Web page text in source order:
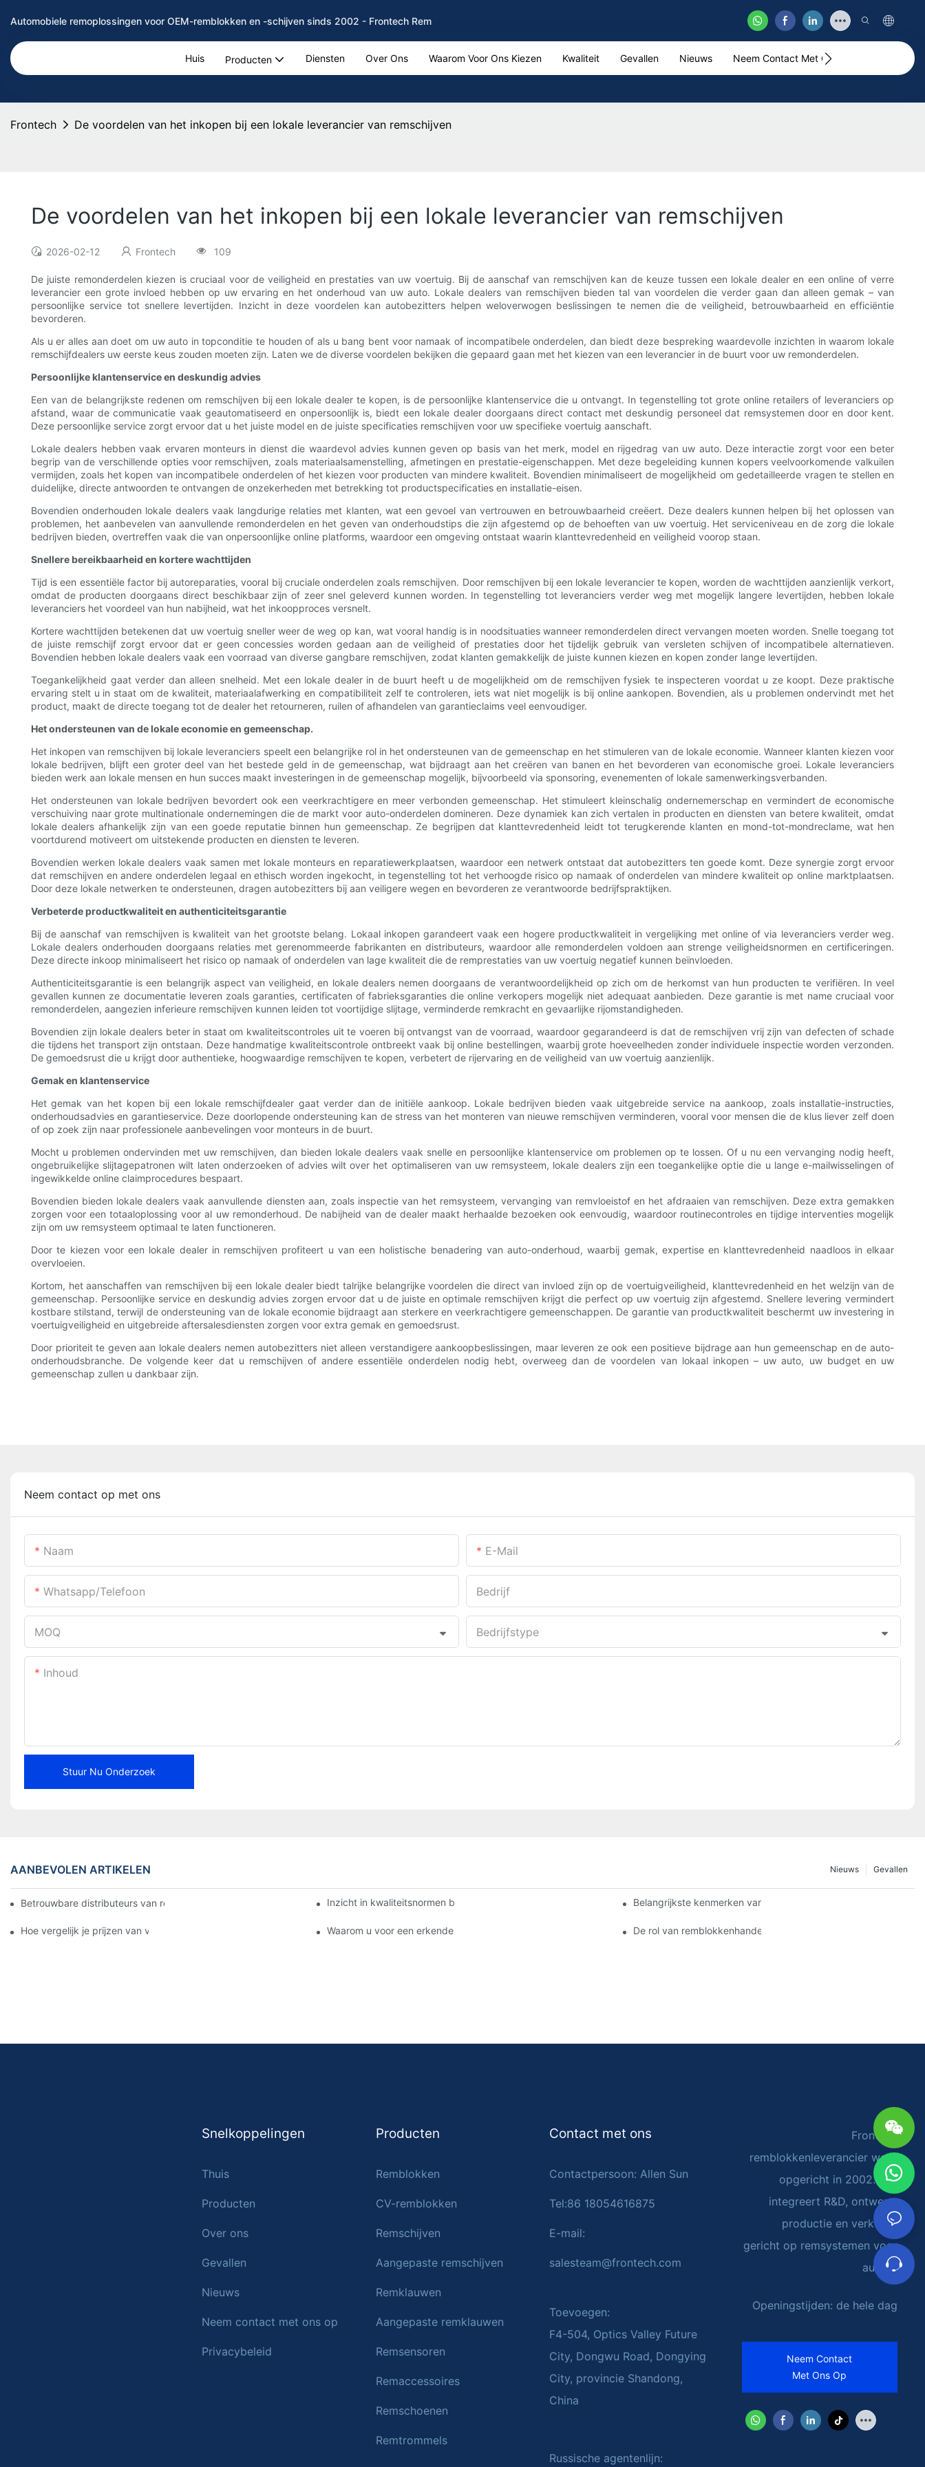
Automobiele remoplossingen voor OEM-remblokken en -schijven sinds 2002 - Frontech Rem
Huis Producten Diensten Over Ons Waarom Voor Ons Kiezen Kwaliteit Gevallen Nieuws Neem Contact Met Ons Op
Frontech De voordelen van het inkopen bij een lokale leverancier van remschijven
De voordelen van het inkopen bij een lokale leverancier van remschijven
2026-02-12 Frontech 109
De juiste remonderdelen kiezen is cruciaal voor de veiligheid en prestaties van uw voertuig. Bij de aanschaf van remschijven kan de keuze tussen een lokale dealer en een online of verre
leverancier een grote invloed hebben op uw ervaring en het onderhoud van uw auto. Lokale dealers van remschijven bieden tal van voordelen die verder gaan dan alleen gemak – van
persoonlijke service tot snellere levertijden. Inzicht in deze voordelen kan autobezitters helpen weloverwogen beslissingen te nemen die de veiligheid, betrouwbaarheid en efficiëntie
bevorderen.
Als u er alles aan doet om uw auto in topconditie te houden of als u bang bent voor namaak of incompatibele onderdelen, dan biedt deze bespreking waardevolle inzichten in waarom lokale
remschijfdealers uw eerste keus zouden moeten zijn. Laten we de diverse voordelen bekijken die gepaard gaan met het kiezen van een leverancier in de buurt voor uw remonderdelen.
Persoonlijke klantenservice en deskundig advies
Een van de belangrijkste redenen om remschijven bij een lokale dealer te kopen, is de persoonlijke klantenservice die u ontvangt. In tegenstelling tot grote online retailers of leveranciers op
afstand, waar de communicatie vaak geautomatiseerd en onpersoonlijk is, biedt een lokale dealer doorgaans direct contact met deskundig personeel dat remsystemen door en door kent.
Deze persoonlijke service zorgt ervoor dat u het juiste model en de juiste specificaties remschijven voor uw specifieke voertuig aanschaft.
Lokale dealers hebben vaak ervaren monteurs in dienst die waardevol advies kunnen geven op basis van het merk, model en rijgedrag van uw auto. Deze interactie zorgt voor een beter
begrip van de verschillende opties voor remschijven, zoals materiaalsamenstelling, afmetingen en prestatie-eigenschappen. Met deze begeleiding kunnen kopers veelvoorkomende valkuilen
vermijden, zoals het kopen van incompatibele onderdelen of het kiezen voor producten van mindere kwaliteit. Bovendien minimaliseert de mogelijkheid om gedetailleerde vragen te stellen en
duidelijke, directe antwoorden te ontvangen de onzekerheden met betrekking tot productspecificaties en installatie-eisen.
Bovendien onderhouden lokale dealers vaak langdurige relaties met klanten, wat een gevoel van vertrouwen en betrouwbaarheid creëert. Deze dealers kunnen helpen bij het oplossen van
problemen, het aanbevelen van aanvullende remonderdelen en het geven van onderhoudstips die zijn afgestemd op de behoeften van uw voertuig. Het serviceniveau en de zorg die lokale
bedrijven bieden, overtreffen vaak die van onpersoonlijke online platforms, waardoor een omgeving ontstaat waarin klanttevredenheid en veiligheid voorop staan.
Snellere bereikbaarheid en kortere wachttijden
Tijd is een essentiële factor bij autoreparaties, vooral bij cruciale onderdelen zoals remschijven. Door remschijven bij een lokale leverancier te kopen, worden de wachttijden aanzienlijk verkort,
omdat de producten doorgaans direct beschikbaar zijn of zeer snel geleverd kunnen worden. In tegenstelling tot leveranciers verder weg met mogelijk langere levertijden, hebben lokale
leveranciers het voordeel van hun nabijheid, wat het inkoopproces versnelt.
Kortere wachttijden betekenen dat uw voertuig sneller weer de weg op kan, wat vooral handig is in noodsituaties wanneer remonderdelen direct vervangen moeten worden. Snelle toegang tot
de juiste remschijf zorgt ervoor dat er geen concessies worden gedaan aan de veiligheid of prestaties door het tijdelijk gebruik van versleten schijven of incompatibele alternatieven.
Bovendien hebben lokale dealers vaak een voorraad van diverse gangbare remschijven, zodat klanten gemakkelijk de juiste kunnen kiezen en kopen zonder lange levertijden.
Toegankelijkheid gaat verder dan alleen snelheid. Met een lokale dealer in de buurt heeft u de mogelijkheid om de remschijven fysiek te inspecteren voordat u ze koopt. Deze praktische
ervaring stelt u in staat om de kwaliteit, materiaalafwerking en compatibiliteit zelf te controleren, iets wat niet mogelijk is bij online aankopen. Bovendien, als u problemen ondervindt met het
product, maakt de directe toegang tot de dealer het retourneren, ruilen of afhandelen van garantieclaims veel eenvoudiger.
Het ondersteunen van de lokale economie en gemeenschap.
Het inkopen van remschijven bij lokale leveranciers speelt een belangrijke rol in het ondersteunen van de gemeenschap en het stimuleren van de lokale economie. Wanneer klanten kiezen voor
lokale bedrijven, blijft een groter deel van het bestede geld in de gemeenschap, wat bijdraagt ​​aan het creëren van banen en het bevorderen van economische groei. Lokale leveranciers
bieden werk aan lokale mensen en hun succes maakt investeringen in de gemeenschap mogelijk, bijvoorbeeld via sponsoring, evenementen of lokale samenwerkingsverbanden.
Het ondersteunen van lokale bedrijven bevordert ook een veerkrachtigere en meer verbonden gemeenschap. Het stimuleert kleinschalig ondernemerschap en vermindert de economische
verschuiving naar grote multinationale ondernemingen die de markt voor auto-onderdelen domineren. Deze dynamiek kan zich vertalen in producten en diensten van betere kwaliteit, omdat
lokale dealers afhankelijk zijn van een goede reputatie binnen hun gemeenschap. Ze begrijpen dat klanttevredenheid leidt tot terugkerende klanten en mond-tot-mondreclame, wat hen
voortdurend motiveert om uitstekende producten en diensten te leveren.
Bovendien werken lokale dealers vaak samen met lokale monteurs en reparatiewerkplaatsen, waardoor een netwerk ontstaat dat autobezitters ten goede komt. Deze synergie zorgt ervoor
dat remschijven en andere onderdelen legaal en ethisch worden ingekocht, in tegenstelling tot het verhoogde risico op namaak of onderdelen van mindere kwaliteit op online marktplaatsen.
Door deze lokale netwerken te ondersteunen, dragen autobezitters bij aan veiligere wegen en bevorderen ze verantwoorde bedrijfspraktijken.
Verbeterde productkwaliteit en authenticiteitsgarantie
Bij de aanschaf van remschijven is kwaliteit van het grootste belang. Lokaal inkopen garandeert vaak een hogere productkwaliteit in vergelijking met online of via leveranciers verder weg.
Lokale dealers onderhouden doorgaans relaties met gerenommeerde fabrikanten en distributeurs, waardoor alle remonderdelen voldoen aan strenge veiligheidsnormen en certificeringen.
Deze directe inkoop minimaliseert het risico op namaak of onderdelen van lage kwaliteit die de remprestaties van uw voertuig negatief kunnen beïnvloeden.
Authenticiteitsgarantie is een belangrijk aspect van veiligheid, en lokale dealers nemen doorgaans de verantwoordelijkheid op zich om de herkomst van hun producten te verifiëren. In veel
gevallen kunnen ze documentatie leveren zoals garanties, certificaten of fabrieksgaranties die online verkopers mogelijk niet adequaat aanbieden. Deze garantie is met name cruciaal voor
remonderdelen, aangezien inferieure remschijven kunnen leiden tot voortijdige slijtage, verminderde remkracht en gevaarlijke rijomstandigheden.
Bovendien zijn lokale dealers beter in staat om kwaliteitscontroles uit te voeren bij ontvangst van de voorraad, waardoor gegarandeerd is dat de remschijven vrij zijn van defecten of schade
die tijdens het transport zijn ontstaan. Deze handmatige kwaliteitscontrole ontbreekt vaak bij online bestellingen, waarbij grote hoeveelheden zonder individuele inspectie worden verzonden.
De gemoedsrust die u krijgt door authentieke, hoogwaardige remschijven te kopen, verbetert de rijervaring en de veiligheid van uw voertuig aanzienlijk.
Gemak en klantenservice
Het gemak van het kopen bij een lokale remschijfdealer gaat verder dan de initiële aankoop. Lokale bedrijven bieden vaak uitgebreide service na aankoop, zoals installatie-instructies,
onderhoudsadvies en garantieservice. Deze doorlopende ondersteuning kan de stress van het monteren van nieuwe remschijven verminderen, vooral voor mensen die de klus liever zelf doen
of op zoek zijn naar professionele aanbevelingen voor monteurs in de buurt.
Mocht u problemen ondervinden met uw remschijven, dan bieden lokale dealers vaak snelle en persoonlijke klantenservice om problemen op te lossen. Of u nu een vervanging nodig heeft,
ongebruikelijke slijtagepatronen wilt laten onderzoeken of advies wilt over het optimaliseren van uw remsysteem, lokale dealers zijn een toegankelijke optie die u lange e-mailwisselingen of
ingewikkelde online claimprocedures bespaart.
Bovendien bieden lokale dealers vaak aanvullende diensten aan, zoals inspectie van het remsysteem, vervanging van remvloeistof en het afdraaien van remschijven. Deze extra gemakken
zorgen voor een totaaloplossing voor al uw remonderhoud. De nabijheid van de dealer maakt herhaalde bezoeken ook eenvoudig, waardoor routinecontroles en tijdige interventies mogelijk
zijn om uw remsysteem optimaal te laten functioneren.
Door te kiezen voor een lokale dealer in remschijven profiteert u van een holistische benadering van auto-onderhoud, waarbij gemak, expertise en klanttevredenheid naadloos in elkaar
overvloeien.
Kortom, het aanschaffen van remschijven bij een lokale dealer biedt talrijke belangrijke voordelen die direct van invloed zijn op de voertuigveiligheid, klanttevredenheid en het welzijn van de
gemeenschap. Persoonlijke service en deskundig advies zorgen ervoor dat u de juiste en optimale remschijven krijgt die perfect op uw voertuig zijn afgestemd. Snellere levering vermindert
kostbare stilstand, terwijl de ondersteuning van de lokale economie bijdraagt ​​aan sterkere en veerkrachtigere gemeenschappen. De garantie van productkwaliteit beschermt uw investering in
voertuigveiligheid en uitgebreide aftersalesdiensten zorgen voor extra gemak en gemoedsrust.
Door prioriteit te geven aan lokale dealers nemen autobezitters niet alleen verstandigere aankoopbeslissingen, maar leveren ze ook een positieve bijdrage aan hun gemeenschap en de auto-
onderhoudsbranche. De volgende keer dat u remschijven of andere essentiële onderdelen nodig hebt, overweeg dan de voordelen van lokaal inkopen – uw auto, uw budget en uw
gemeenschap zullen u dankbaar zijn.
Neem contact op met ons
Naam E-Mail
Whatsapp/telefoon Bedrijf
MOQ Bedrijfstype
Inhoud
Stuur Nu Onderzoek
AANBEVOLEN ARTIKELEN Gevallen
Nieuws
Betrouwbare distributeurs van remblokken vinden voor uw bedrijf. Inzicht in kwaliteitsnormen bij fabrikanten van remblokken Belangrijkste kenmerken van een betrouwbare leverancier van
Hoe vergelijk je prijzen van verschillende leveranciers van remblokken?Waarom u voor een erkende dealer van remblokken moet kiezen De rol van remblokkenhandelaren bij voertuigonderhoud
Snelkoppelingen
Thuis
Producten
Over ons
Gevallen
Nieuws
Neem contact met ons op
Privacybeleid
Producten
Remblokken
CV-remblokken
Remschijven
Aangepaste remschijven
Remklauwen
Aangepaste remklauwen
Remsensoren
Remaccessoires
Remschoenen
Remtrommels
Contact met ons
Contactpersoon: Allen Sun
Tel:86 18054616875
E-mail:
salesteam@frontech.com
Toevoegen:
F4-504, Optics Valley Future
City, Dongwu Road, Dongying
City, provincie Shandong,
China
Russische agentenlijn:
Frontech
remblokkenleverancier werd
opgericht in 2002. Het
integreert R&D, ontwerp,
productie en verkoop,
gericht op remsystemen voor
auto's
Openingstijden: de hele dag
Neem Contact
Met Ons Op